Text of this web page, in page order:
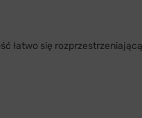
łatwo się